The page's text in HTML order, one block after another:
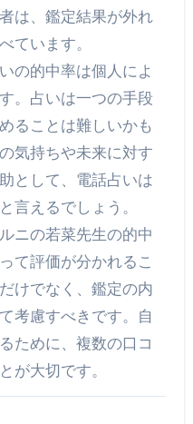
は、鑑定結果が外れ
ています。
の的中率は個人によ
。占いは一つの手段
ることは難しいかも
気持ちや未来に対す
として、電話占いは
言えるでしょう。
ニの若菜先生の的中
て評価が分かれるこ
けでなく、鑑定の内
考慮すべきです。自
ために、複数の口コ
が大切です。